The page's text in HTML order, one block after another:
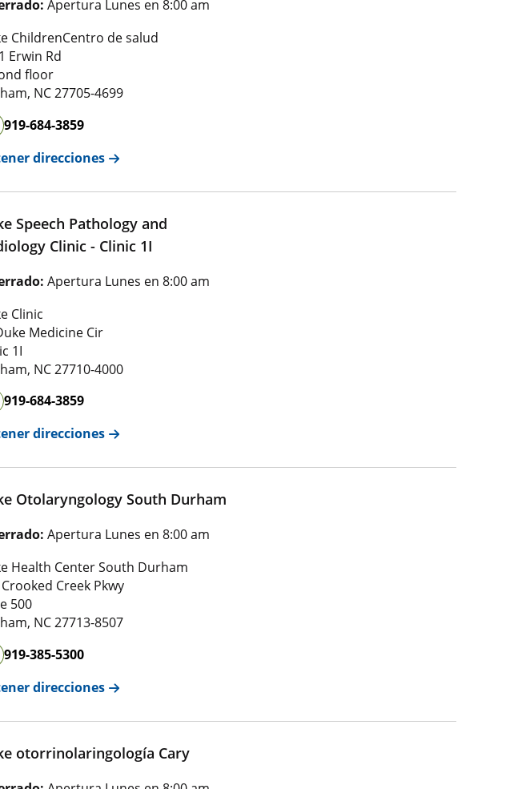
Apertura Lunes en 8:00 am
ChildrenCentro de salud
Erwin Rd
floor
, NC27705-4699
919-684-3859
direcciones
Speech Pathology and
Clinic - Clinic 1I
Apertura Lunes en 8:00 am
Clinic
Medicine Cir
1I
, NC27710-4000
919-684-3859
direcciones
Otolaryngology South Durham
Apertura Lunes en 8:00 am
Health Center South Durham
Creek Pkwy
500
, NC27713-8507
919-385-5300
direcciones
otorrinolaringología Cary